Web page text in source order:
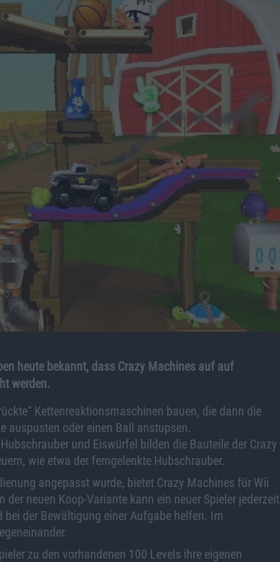
heute bekannt, dass Crazy Machines auf auf
werden.
Kettenreaktionsmaschinen bauen, die dann die
auspusten oder einen Ball anstupsen.
und Eiswürfel bilden die Bauteile der Crazy
wie etwa der ferngelenkte Hubschrauber.
angepasst wurde, bietet Crazy Machines für Wii
neuen Koop-Variante kann ein neuer Spieler jederzeit
der Bewältigung einer Aufgabe helfen. Im
zu den vorhandenen 100 Levels ihre eigenen